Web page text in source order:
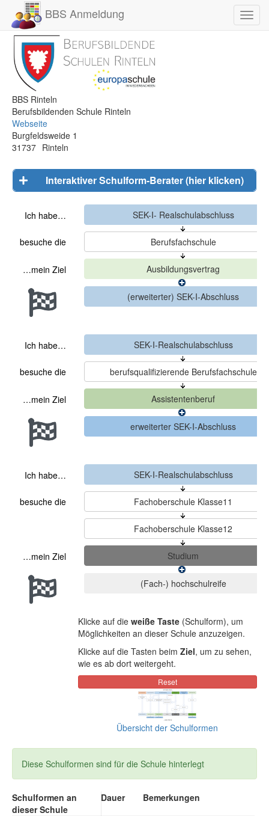
BBS Anmeldung
BBS Rinteln
Berufsbildenden Schule Rinteln
Webseite
Burgfeldsweide 1
31737 Rinteln
Interaktiver Schulform-Berater (hier klicken)
Ich habe…
besuche die
…mein Ziel
Ich habe…
besuche die
…mein Ziel
Ich habe…
besuche die
…mein Ziel
Klicke auf die weiße Taste(Schulform), um
Möglichkeiten an dieser Schule anzuzeigen.
Klicke auf die Tasten beim Ziel, um zu sehen,
wie es ab dort weitergeht.
Übersicht der Schulformen
Diese Schulformen sind für die Schule hinterlegt
Schulformen an
dieser Schule
Dauer Bemerkungen